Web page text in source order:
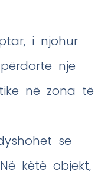
i njohur
një
në zona të
se
këtë objekt,